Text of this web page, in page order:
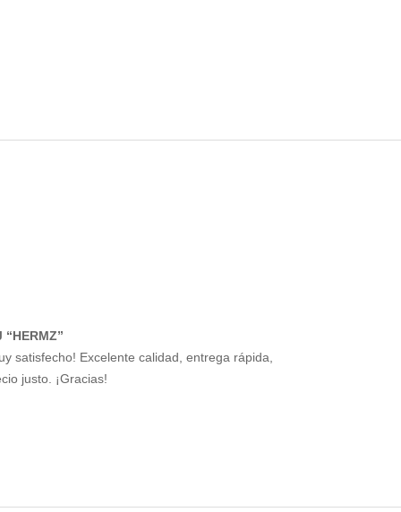
“HERMZ”
satisfecho! Excelente calidad, entrega rápida,
justo. ¡Gracias!